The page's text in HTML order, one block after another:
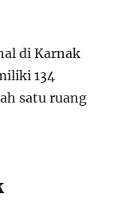
di Karnak
134
satu ruang